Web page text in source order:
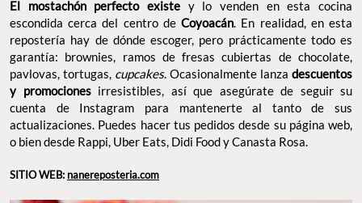
El mostachón perfecto existe y lo venden en esta cocina
escondida cerca del centro deCoyoacán. En realidad, en esta
repostería hay de dónde escoger, pero prácticamente todo es
garantía: brownies, ramos de fresas cubiertas de chocolate,
pavlovas, tortugas, cupcakes. Ocasionalmente lanza descuentos
y promocionesirresistibles, así que asegúrate de seguir su
cuenta de Instagram para mantenerte al tanto de sus
actualizaciones. Puedes hacer tus pedidos desde su página web,
o bien desde Rappi, Uber Eats, Didi Food y Canasta Rosa.
SITIO WEB: nanereposteria.com